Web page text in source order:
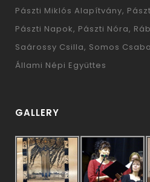
Pászti Miklós Alapítvány
Pászti Napok Pászti Nóra
Saárossy Csilla Somos Csaba
Állami Népi Együttes
GALLERY